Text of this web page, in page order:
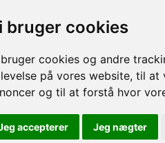
bruger cookies
cookies og andre
på vores website, til at
og til at forstå hvor
accepterer Jeg nægter